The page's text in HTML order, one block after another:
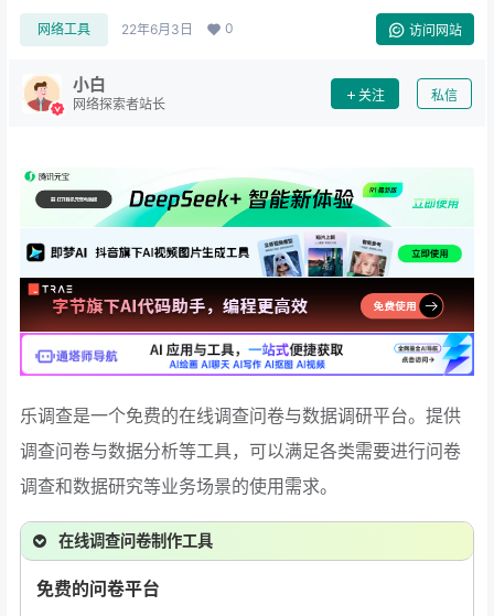
网络工具 22年6月3日 0 访问网站
小白
网络探索者站长
关注 私信
乐调查是一个免费的在线调查问卷与数据调研平台。提供
调查问卷与数据分析等工具，可以满足各类需要进行问卷
调查和数据研究等业务场景的使用需求。
在线调查问卷制作工具
免费的问卷平台